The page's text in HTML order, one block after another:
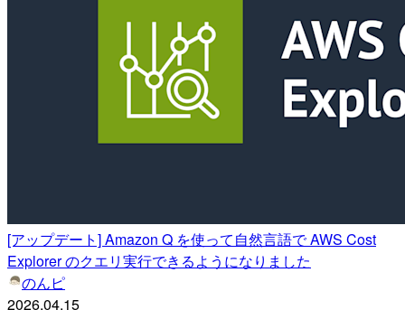
[アップデート] Amazon Q を使って自然言語で AWS Cost
Explorer のクエリ実行できるようになりました
のんピ
2026.04.15